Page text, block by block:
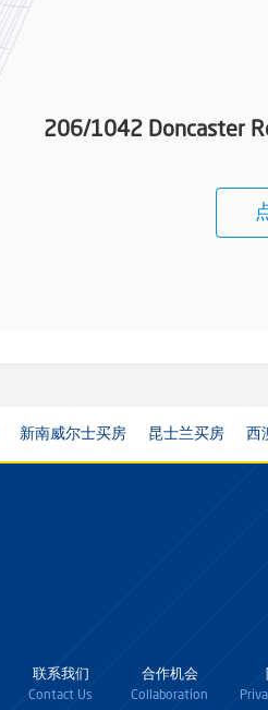
206/1042 Doncaster
新南威尔士买房 昆士兰买房 西
联系我们
Contact Us
合作机会
Collaboration